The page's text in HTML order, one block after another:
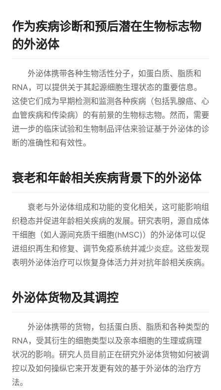
作为疾病诊断和预后潜在生物标志物
的外泌体
外泌体携带各种生物活性分子，如蛋白质、脂质和
RNA，可以提供关于其起源细胞生理状态的重要信息。
这使它们成为早期检测和监测各种疾病（包括乳腺癌、心
血管疾病和传染病）的有前景的生物标志物。然而，需要
进一步的临床试验和生物制品评估来验证基于外泌体的诊
断的准确性和有效性。
衰老和年龄相关疾病背景下的外泌体
衰老与外泌体组成和功能的变化相关，这可能影响组
织稳态并促进年龄相关疾病的发展。研究表明，源自成体
干细胞（如人源间充质干细胞(hMSC)）的外泌体可以促
进组织再生和修复、调节免疫系统并减少炎症。这些发现
表明外泌体治疗可以恢复身体活力并对抗年龄相关疾病。
外泌体货物及其调控
外泌体携带的货物，包括蛋白质、脂质和各种类型的
RNA，受其衍生的细胞类型以及亲本细胞的生理或病理
状况的影响。研究人员目前正在研究外泌体货物如何被调
控以及如何操纵它来开发更有效的基于外泌体的治疗方
法。